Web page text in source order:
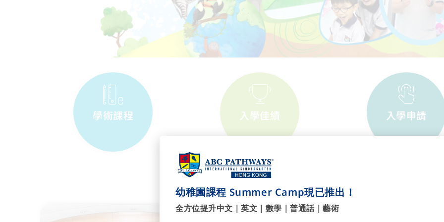
學術課程 入學佳績 入學申請
最新消息
幼稚園課程 Summer Camp現已推出！
全方位提升中文｜英文｜數學｜普通話｜藝術